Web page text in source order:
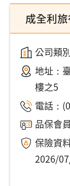
成全利
公司類
地址：
樓之5
電話：
品保會
保險資
2026/